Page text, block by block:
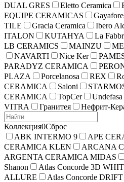
DUAL GRES
Eletto Ceramica
EQUIPE CERAMICAS
TILE
Gracia Ceramica Ibero
ITALON
KUTAHYA La
LB CERAMICS
MAINZU
NAVARTI
Nice Ker
PARADYZ CERAMICA
PLAZA
Porcelanosa REX
CERAMICA
Saloni
CERAMICA
TopCer Undefasa
VITRA
Гранитея Нефрит-
Коллекция0Сброс
ABK INTERMO 9
APE
CERAMICA KLEN
ARCANA
ARGENTA CERAMICA MIDAS
Shanon
Atlas Concorde 3D
ALLURE
Atlas Concorde DRIFT